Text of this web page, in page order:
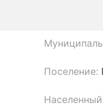
Поселение: